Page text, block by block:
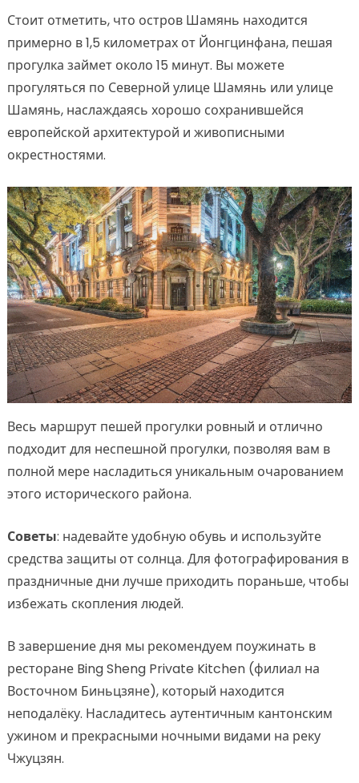
Стоит отметить, что остров Шамянь находится
примерно в 1,5 километрах от Йонгцинфана, пешая
прогулка займет около 15 минут. Вы можете
прогуляться по Северной улице Шамянь или улице
Шамянь, наслаждаясь хорошо сохранившейся
европейской архитектурой и живописными
окрестностями.
Весь маршрут пешей прогулки ровный и отлично
подходит для неспешной прогулки, позволяя вам в
полной мере насладиться уникальным очарованием
этого исторического района.
Советы: надевайте удобную обувь и используйте
средства защиты от солнца. Для фотографирования в
праздничные дни лучше приходить пораньше, чтобы
избежать скопления людей.
В завершение дня мы рекомендуем поужинать в
ресторане Bing Sheng Private Kitchen (филиал на
Восточном Биньцзяне), который находится
неподалёку. Насладитесь аутентичным кантонским
ужином и прекрасными ночными видами на реку
Чжуцзян.